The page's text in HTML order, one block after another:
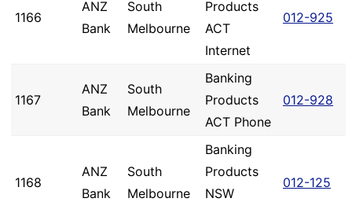
1166
ANZ
Bank
South
Melbourne
Products
ACT
Internet
012-925
1167
ANZ
Bank
South
Melbourne
Banking
Products
ACT Phone
012-928
1168
ANZ
Bank
South
Melbourne
Banking
Products
NSW
012-125